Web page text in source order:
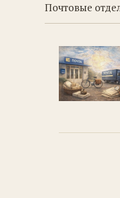
Почтовые